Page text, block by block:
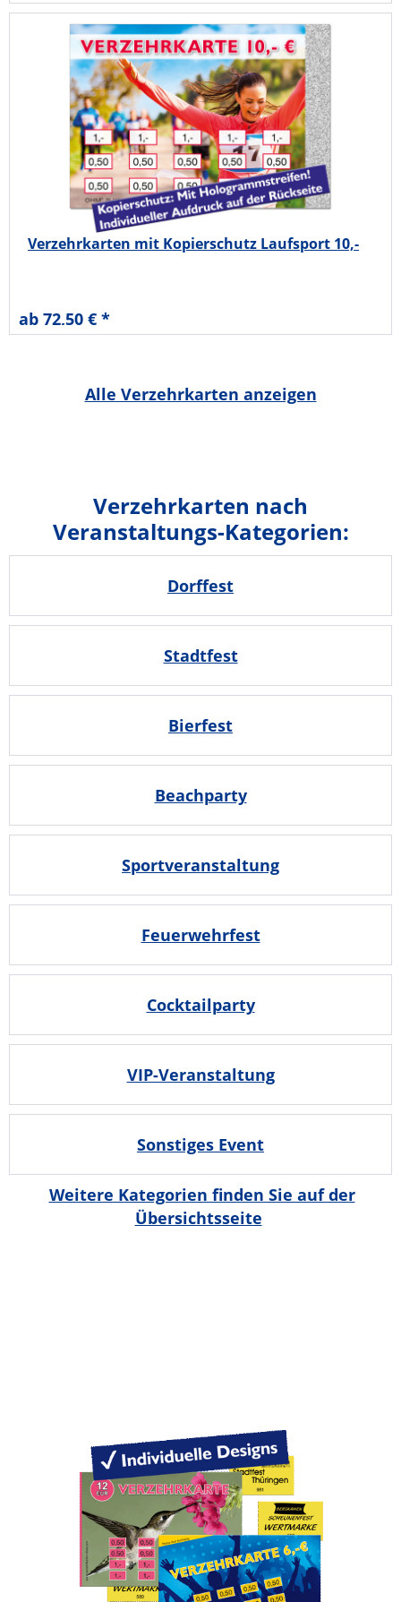
Verzehrkarten mit Kopierschutz Laufsport 10,-
ab 72,50 € *
Alle Verzehrkarten anzeigen
Verzehrkarten nach
Veranstaltungs-Kategorien:
Dorffest
Stadtfest
Bierfest
Beachparty
Sportveranstaltung
Feuerwehrfest
Cocktailparty
VIP-Veranstaltung
Sonstiges Event
Weitere Kategorien finden Sie auf der
Übersichtsseite